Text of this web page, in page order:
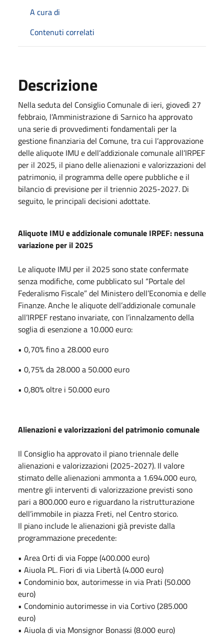
A cura di
Contenuti correlati
Descrizione
Nella seduta del Consiglio Comunale di ieri, giovedì 27
febbraio, l’Amministrazione di Sarnico ha approvato
una serie di provvedimenti fondamentali per la
gestione finanziaria del Comune, tra cui l’approvazione
delle aliquote IMU e dell’addizionale comunale all’IRPEF
per il 2025, il piano delle alienazioni e valorizzazioni del
patrimonio, il programma delle opere pubbliche e il
bilancio di previsione per il triennio 2025-2027. Di
seguito, le principali decisioni adottate.
Aliquote IMU e addizionale comunale IRPEF: nessuna
variazione per il 2025
Le aliquote IMU per il 2025 sono state confermate
senza modifiche, come pubblicato sul “Portale del
Federalismo Fiscale” del Ministero dell’Economia e delle
Finanze. Anche le aliquote dell’addizionale comunale
all’IRPEF restano invariate, con l’innalzamento della
soglia di esenzione a 10.000 euro:
• 0,70% fino a 28.000 euro
• 0,75% da 28.000 a 50.000 euro
• 0,80% oltre i 50.000 euro
Alienazioni e valorizzazioni del patrimonio comunale
Il Consiglio ha approvato il piano triennale delle
alienazioni e valorizzazioni (2025-2027). Il valore
stimato delle alienazioni ammonta a 1.694.000 euro,
mentre gli interventi di valorizzazione previsti sono
pari a 800.000 euro e riguardano la ristrutturazione
dell’immobile in piazza Freti, nel Centro storico.
Il piano include le alienazioni già previste dalla
programmazione precedente:
• Area Orti di via Foppe (400.000 euro)
• Aiuola PL. Fiori di via Libertà (4.000 euro)
• Condominio box, autorimesse in via Prati (50.000
euro)
• Condominio autorimesse in via Cortivo (285.000
euro)
• Aiuola di via Monsignor Bonassi (8.000 euro)